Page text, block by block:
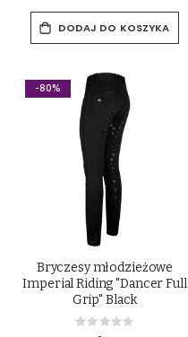
DODAJ DO KOSZYKA
-80%
Bryczesy młodzieżowe
Imperial Riding "Dancer Full
Grip" Black
Rating: